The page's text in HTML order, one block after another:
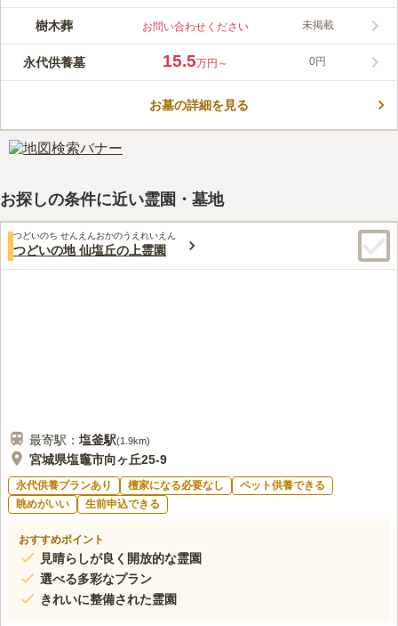
理供養墓の納骨スペースは神道・仏教・キリスト教・自由タイプ
の4つから選べます。園路はどなたでも歩きやすいバリアフリー
おります。
道路を挟んで迎え側が学校でした。近くには食事ができる場所は
ないと思います。車で10分も走ればお店はあります。
樹木葬 お問い合わせください 未掲載
永代供養墓 15.5万円～ 0円
お墓の詳細を見る
お探しの条件に近い霊園・墓地
つどいのち せんえんおかのうえれいえん
つどいの地 仙塩丘の上霊園
最寄駅： 塩釜駅(1.9km)
宮城県塩竈市向ヶ丘25-9
永代供養プランあり 檀家になる必要なし
ペット供養できる
眺めがいい
生前申込できる
おすすめポイント
見晴らしが良く開放的な霊園
選べる多彩なプラン
きれいに整備された霊園